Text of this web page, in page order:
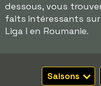
dessous, vous
faits intéressants sur
Liga I en Roumanie.
Saisons